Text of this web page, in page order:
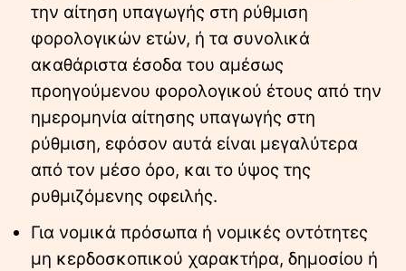
την αίτηση υπαγωγής στη ρύθμιση
φορολογικών ετών, ή τα συνολικά
ακαθάριστα έσοδα του αμέσως
προηγούμενου φορολογικού έτους από την
ημερομηνία αίτησης υπαγωγής στη
ρύθμιση, εφόσον αυτά είναι μεγαλύτερα
από τον μέσο όρο, και το ύψος της
ρυθμιζόμενης οφειλής.
Για νομικά πρόσωπα ή νομικές οντότητες
μη κερδοσκοπικού χαρακτήρα, δημοσίου ή